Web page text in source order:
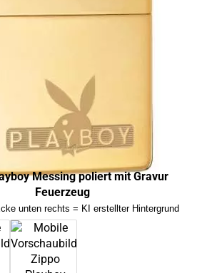
Messing poliert mit Gravur
Feuerzeug
unten rechts = KI erstellter Hintergrund